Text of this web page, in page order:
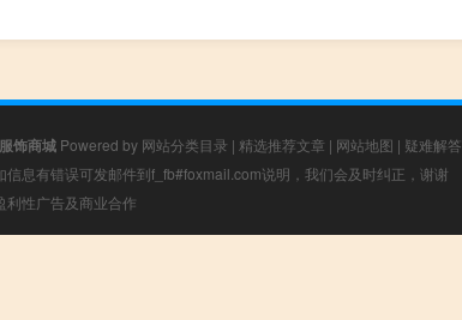
饰商城 Powered by 网站分类目录 | 精选推荐文章 | 网站地图 | 疑难解答
信息有错误可发邮件到f_fb#foxmail.com说明，我们会及时纠正，谢谢
利性广告及商业合作